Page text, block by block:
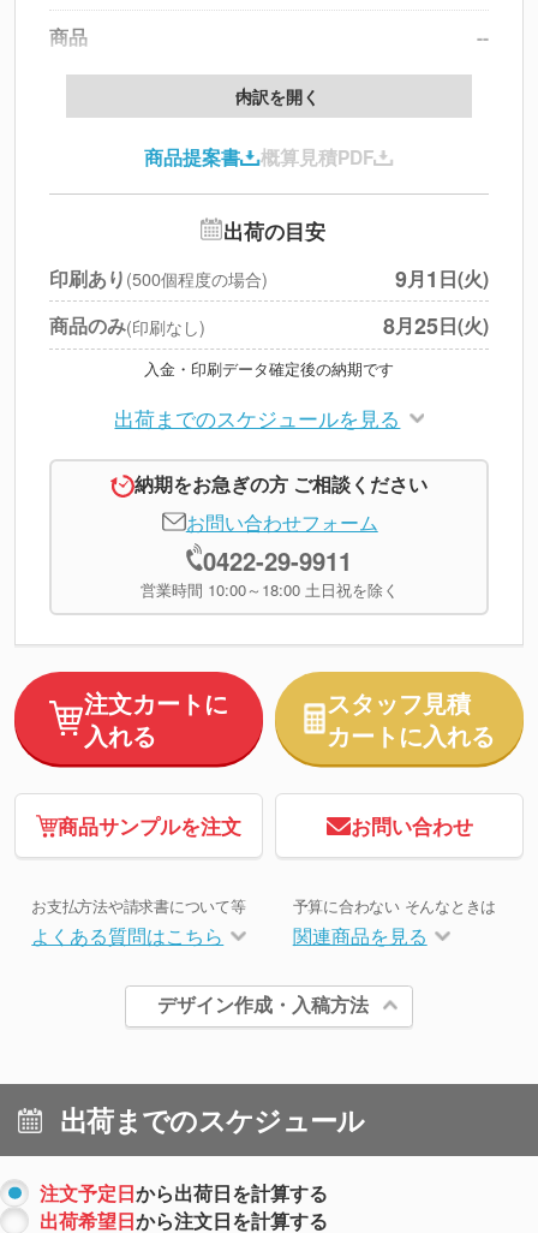
商品
--
製版代
印刷代
北海道・沖縄・離島 別途
円
※上記小計は税別です
内訳を開く
商品提案書 概算見積PDF
出荷の目安
印刷あり (500個程度の場合) 9月1 日(火)
商品のみ(印刷なし) 8月25日(火)
入金・印刷データ確定後の納期です
出荷までのスケジュールを見る
納期をお急ぎの方 ご相談ください
お問い合わせフォーム
0422-29-9911
営業時間 10:00～18:00 土日祝を除く
注文カートに
入れる
スタッフ見積
カートに入れる
商品サンプルを注文 お問い合わせ
お支払方法や請求書について等
よくある質問はこちら
予算に合わない そんなときは
関連商品を見る
デザイン作成・入稿方法
出荷までのスケジュール
注文予定日から出荷日を計算する
出荷希望日から注文日を計算する